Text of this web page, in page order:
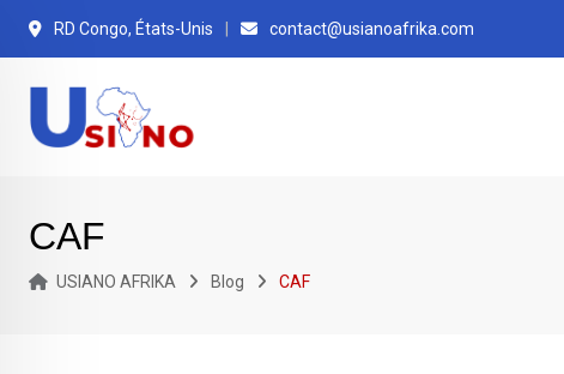
RD Congo, États-Unis contact@usianoafrika.com
CAF
USIANO AFRIKA Blog CAF